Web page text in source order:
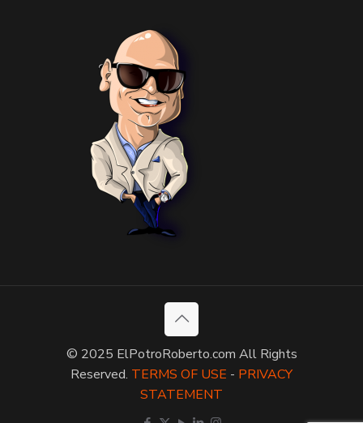
© 2025 ElPotroRoberto.com All Rights
Reserved. TERMS OF USE - PRIVACY
STATEMENT